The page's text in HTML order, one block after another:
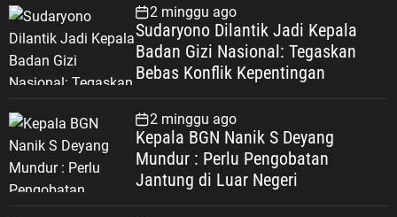
2 minggu ago
Sudaryono Dilantik Jadi Kepala
Badan Gizi Nasional: Tegaskan
Bebas Konflik Kepentingan
2 minggu ago
Kepala BGN Nanik S Deyang
Mundur : Perlu Pengobatan
Jantung di Luar Negeri